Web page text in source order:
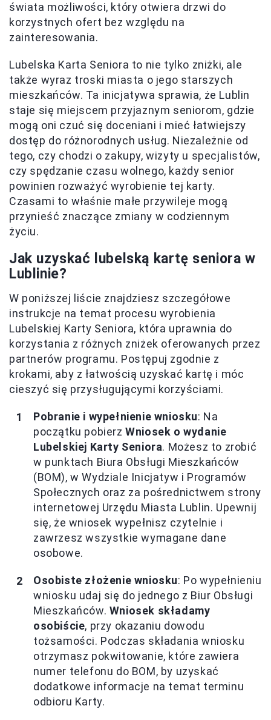
świata możliwości, który otwiera drzwi do
korzystnych ofert bez względu na
zainteresowania.
Lubelska Karta Seniora to nie tylko zniżki, ale
także wyraz troski miasta o jego starszych
mieszkańców. Ta inicjatywa sprawia, że Lublin
staje się miejscem przyjaznym seniorom, gdzie
mogą oni czuć się doceniani i mieć łatwiejszy
dostęp do różnorodnych usług. Niezależnie od
tego, czy chodzi o zakupy, wizyty u specjalistów,
czy spędzanie czasu wolnego, każdy senior
powinien rozważyć wyrobienie tej karty.
Czasami to właśnie małe przywileje mogą
przynieść znaczące zmiany w codziennym
życiu.
Jak uzyskać lubelską kartę seniora w
Lublinie?
W poniższej liście znajdziesz szczegółowe
instrukcje na temat procesu wyrobienia
Lubelskiej Karty Seniora, która uprawnia do
korzystania z różnych zniżek oferowanych przez
partnerów programu. Postępuj zgodnie z
krokami, aby z łatwością uzyskać kartę i móc
cieszyć się przysługującymi korzyściami.
Pobranie i wypełnienie wniosku: Na
początku pobierzWniosek o wydanie
Lubelskiej Karty Seniora. Możesz to zrobić
w punktach Biura Obsługi Mieszkańców
(BOM), w Wydziale Inicjatyw i Programów
Społecznych oraz za pośrednictwem strony
internetowej Urzędu Miasta Lublin. Upewnij
się, że wniosek wypełnisz czytelnie i
zawrzesz wszystkie wymagane dane
osobowe.
Osobiste złożenie wniosku: Po wypełnieniu
wniosku udaj się do jednego z Biur Obsługi
Mieszkańców. Wniosek składamy
osobiście, przy okazaniu dowodu
tożsamości. Podczas składania wniosku
otrzymasz pokwitowanie, które zawiera
numer telefonu do BOM, by uzyskać
dodatkowe informacje na temat terminu
odbioru Karty.